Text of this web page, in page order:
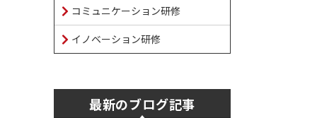
コミュニケーション研修
イノベーション研修
最新のブログ記事